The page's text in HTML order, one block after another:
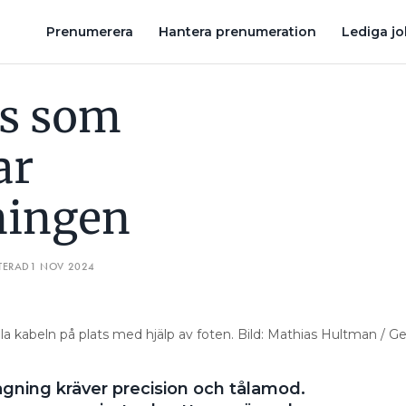
Prenumerera Hantera prenumeration Lediga
som
1 NOV 2024
kabeln på plats med hjälp av foten. Bild: Mathias Hultman /
kräver precision och tålamod.
VÄLJER DU RÄTT BUNTBAND? ”DE ÄR EXTREMT TÅLIGA MOT UV”